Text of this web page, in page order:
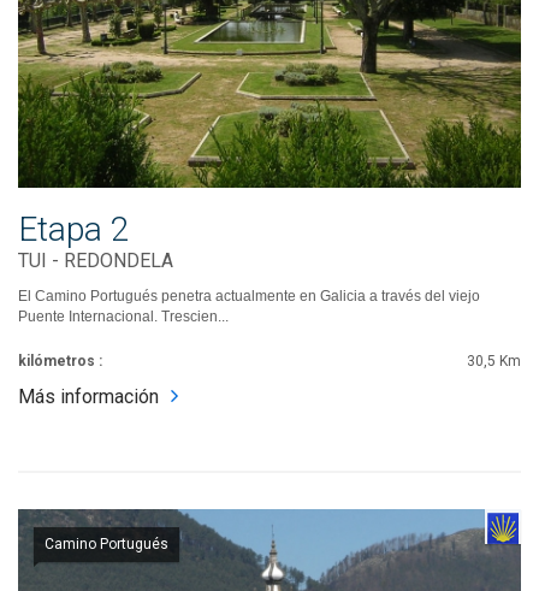
Etapa 2
TUI - REDONDELA
El Camino Portugués penetra actualmente en Galicia a través del viejo
Puente Internacional. Trescien...
kilómetros : 30,5 Km
Más información
Camino Portugués